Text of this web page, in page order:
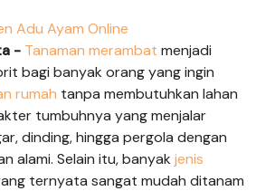
Adu Ayam Online
- Tanaman merambat menjadi
bagi banyak orang yang ingin
rumah tanpa membutuhkan lahan
tumbuhnya yang menjalar
dinding, hingga pergola dengan
alami. Selain itu, banyak jenis
ternyata sangat mudah ditanam